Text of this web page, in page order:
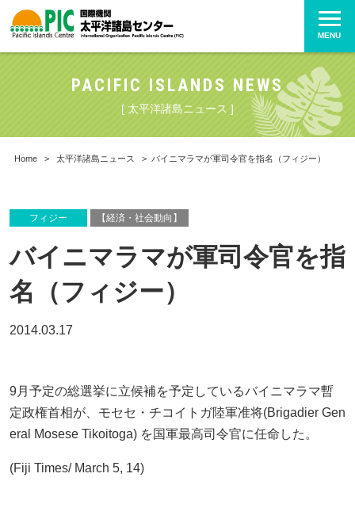
MENU
PACIFIC ISLANDS NEWS
[ 太平洋諸島ニュース ]
Home > 太平洋諸島ニュース > バイニマラマが軍司令官を指名（フィジー）
フィジー 【経済・社会動向】
バイニマラマが軍司令官を指
名（フィジー）
2014.03.17
9月予定の総選挙に立候補を予定しているバイニマラマ暫
定政権首相が、モセセ・チコイトガ陸軍准将(Brigadier Gen
eral Mosese Tikoitoga) を国軍最高司令官に任命した。
(Fiji Times/ March 5, 14)